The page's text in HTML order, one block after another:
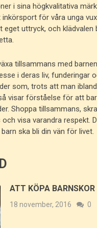
i sina högkvalitativa
för våra unga
uttryck, och klädvalen
tillsammans med
i deras liv, funderingar
som, trots att man
visar förståelse för att
Shoppa tillsammans,
visa varandra respekt.
ska bli din vän för livet.
ATT KÖPA BARNSKOR
18 november, 2016 0